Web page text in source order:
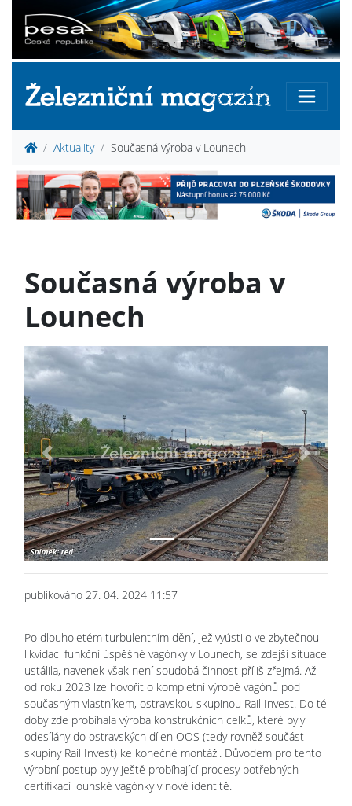
Aktuality Současná výroba v Lounech
Současná výroba v
Lounech
Previous Next
publikováno 27. 04. 2024 11:57
Po dlouholetém turbulentním dění, jež vyústilo ve zbytečnou
likvidaci funkční úspěšné vagónky v Lounech, se zdejší situace
ustálila, navenek však není soudobá činnost příliš zřejmá. Až
od roku 2023 lze hovořit o kompletní výrobě vagónů pod
současným vlastníkem, ostravskou skupinou Rail Invest. Do té
doby zde probíhala výroba konstrukčních celků, které byly
odesílány do ostravských dílen OOS (tedy rovněž součást
skupiny Rail Invest) ke konečné montáži. Důvodem pro tento
výrobní postup byly ještě probíhající procesy potřebných
certifikací lounské vagónky v nové identitě.